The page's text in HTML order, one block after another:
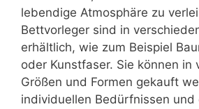
lebendige Atmosphäre zu
Bettvorleger sind in
erhältlich, wie zum Beispiel
oder Kunstfaser. Sie können in
Größen und Formen gekauft
individuellen Bedürfnissen und